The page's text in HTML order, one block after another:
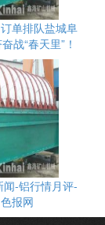
单排队盐城阜
战“春天里”！
-铝行情月评-
报网